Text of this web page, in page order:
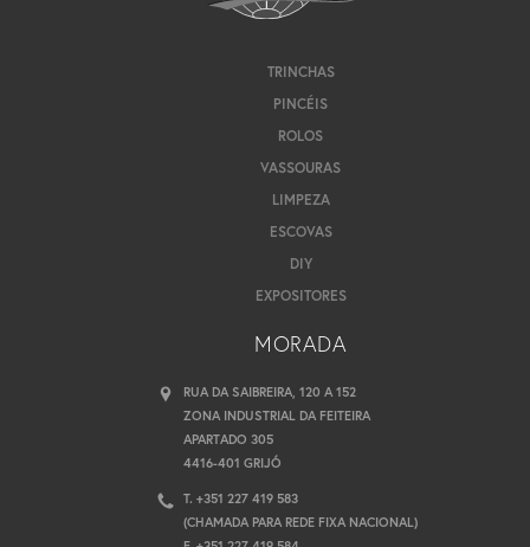
TRINCHAS
PINCÉIS
ROLOS
VASSOURAS
LIMPEZA
ESCOVAS
DIY
EXPOSITORES
MORADA
RUA DA SAIBREIRA, 120 A 152
ZONA INDUSTRIAL DA FEITEIRA
APARTADO 305
4416-401 GRIJÓ
T. +351 227 419 583
(CHAMADA PARA REDE FIXA NACIONAL)